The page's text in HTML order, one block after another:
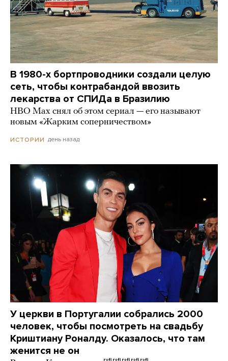
В 1980-х бортпроводники создали целую
сеть, чтобы контрабандой ввозить
лекарства от СПИДа в Бразилию
HBO Max снял об этом сериал — его называют
новым «Жарким соперничеством»
ИСТОРИИ день назад
У церкви в Португалии собрались 2000
человек, чтобы посмотреть на свадьбу
Криштиану Роналду. Оказалось, что там
женится не он